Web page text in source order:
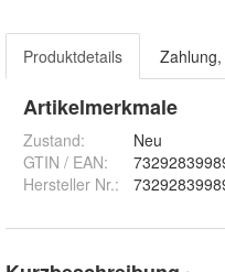
Produktdetails
Artikelmerkmale
Zustand:
Neu
GTIN / EAN:
Hersteller Nr.: